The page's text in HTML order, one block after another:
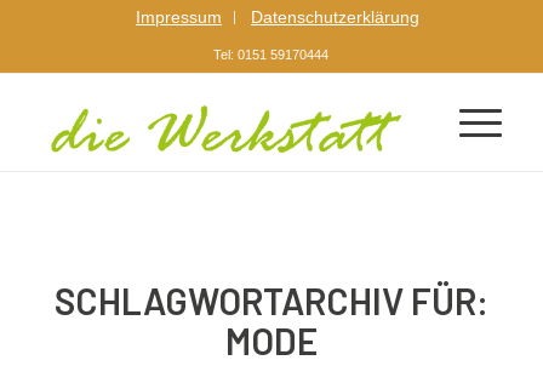
Impressum Datenschutzerklärung
Tel: 0151 59170444
SCHLAGWORTARCHIV FÜR:
MODE